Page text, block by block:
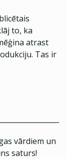
to, ka
atrast
Tas ir
vārdiem un
saturs!